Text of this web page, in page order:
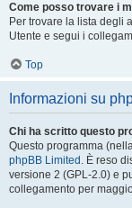
Come posso trovare i
Per trovare la lista degli
Utente e segui i
Top
Informazioni su
Chi ha scritto questo
Questo programma
phpBB Limited . È reso
versione 2 (GPL-2.0) e
collegamento per